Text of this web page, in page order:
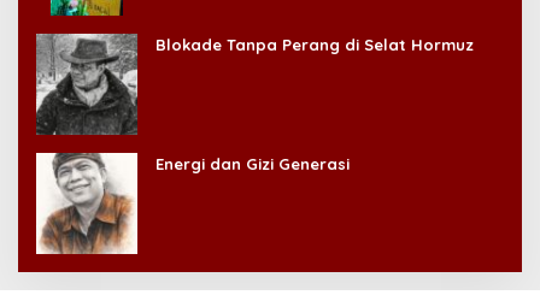
Blokade Tanpa Perang di Selat Hormuz
Energi dan Gizi Generasi